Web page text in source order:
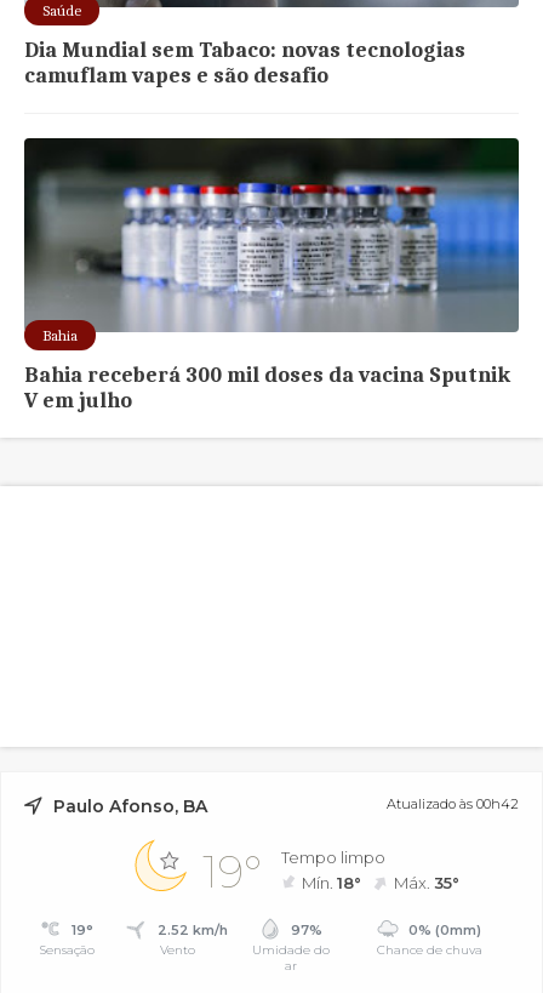
Saúde
Dia Mundial sem Tabaco: novas tecnologias
camuflam vapes e são desafio
Bahia
Bahia receberá 300 mil doses da vacina Sputnik
V em julho
Paulo Afonso, BA Atualizado às 00h42
19°
Tempo limpo
Mín.18° Máx.35°
19°
Sensação
2.52 km/h
Vento
97%
Umidade do
ar
0% (0mm)
Chance de chuva